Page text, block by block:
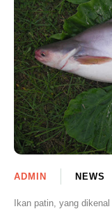
ADMIN NEWS
Ikan patin, yang